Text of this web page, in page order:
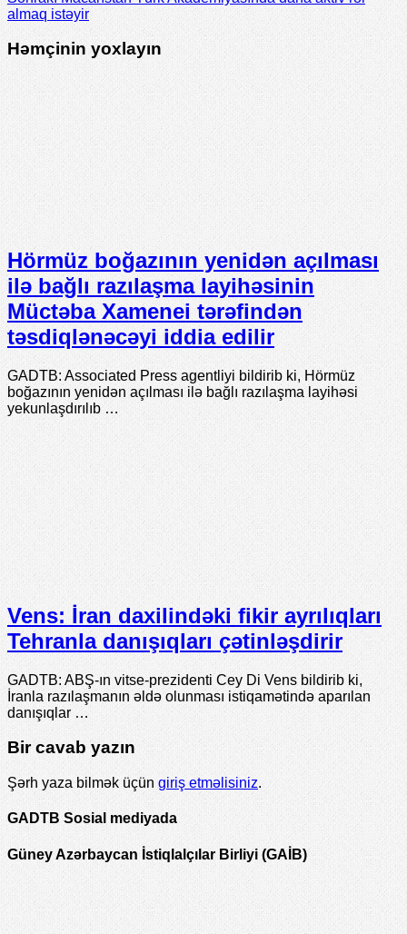
almaq istəyir
Həmçinin yoxlayın
Hörmüz boğazının yenidən açılması
ilə bağlı razılaşma layihəsinin
Müctəba Xamenei tərəfindən
təsdiqlənəcəyi iddia edilir
GADTB: Associated Press agentliyi bildirib ki, Hörmüz
boğazının yenidən açılması ilə bağlı razılaşma layihəsi
yekunlaşdırılıb …
Vens: İran daxilindəki fikir ayrılıqları
Tehranla danışıqları çətinləşdirir
GADTB: ABŞ-ın vitse-prezidenti Cey Di Vens bildirib ki,
İranla razılaşmanın əldə olunması istiqamətində aparılan
danışıqlar …
Bir cavab yazın
Şərh yaza bilmək üçün giriş etməlisiniz.
GADTB Sosial mediyada
Güney Azərbaycan İstiqlalçılar Birliyi (GAİB)